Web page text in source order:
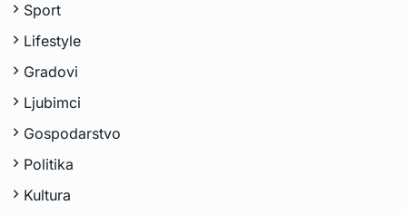
Sport
Lifestyle
Gradovi
Ljubimci
Gospodarstvo
Politika
Kultura